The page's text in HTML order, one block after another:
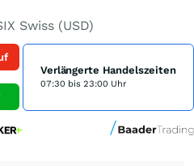
Swiss (USD)
Verlängerte Handelszeiten
07:30 bis 23:00 Uhr